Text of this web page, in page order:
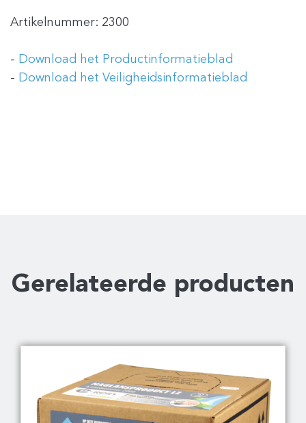
Artikelnummer: 2300
- Download het Productinformatieblad
- Download het Veiligheidsinformatieblad
Gerelateerde producten